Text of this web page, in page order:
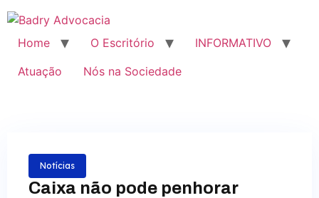
Home O Escritório
INFORMATIVO
Atuação
Nós na Sociedade
Notícias
Caixa não pode penhorar